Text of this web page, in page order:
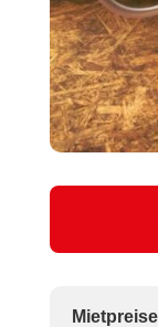
Mietpreise